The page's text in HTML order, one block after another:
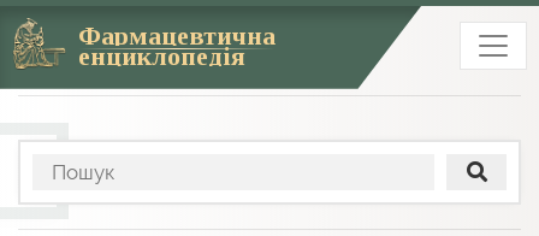
Фармацевтична
енциклопедія